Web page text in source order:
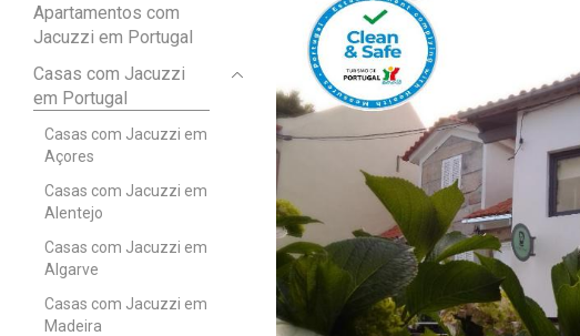
Apartamentos com
Jacuzzi em Portugal
Casas com Jacuzzi
em Portugal
Casas com Jacuzzi em
Açores
Casas com Jacuzzi em
Alentejo
Casas com Jacuzzi em
Algarve
Casas com Jacuzzi em
Madeira